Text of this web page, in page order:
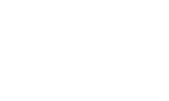
herramientas
herramientas